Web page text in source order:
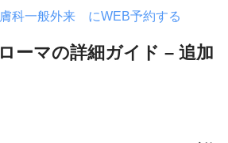
科一般外来 にWEB予約する
ーマの詳細ガイド – 追加